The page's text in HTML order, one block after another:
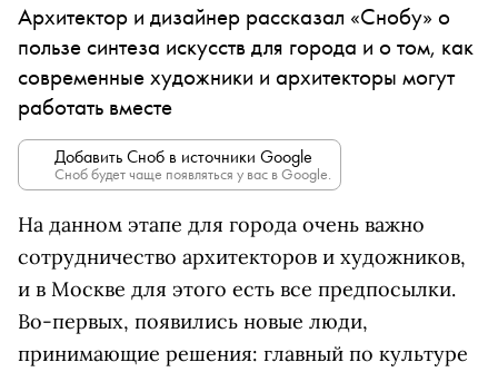
Архитектор и дизайнер рассказал «Снобу» о
пользе синтеза искусств для города и о том, как
современные художники и архитекторы могут
работать вместе
Добавить Сноб в источники Google
Сноб будет чаще появляться у вас в Google.
На данном этапе для города очень важно
сотрудничество архитекторов и художников,
и в Москве для этого есть все предпосылки.
Во-первых, появились новые люди,
принимающие решения: главный по культуре